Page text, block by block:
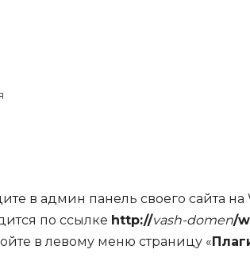
в админ панель своего сайта
по ссылке http://vash-domen/
в левому меню страницу «